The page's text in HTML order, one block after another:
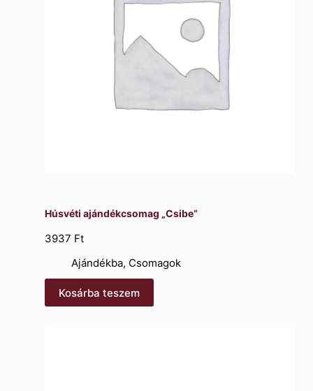
Húsvéti ajándékcsomag „Csibe”
3937 Ft
Ajándékba, Csomagok
Kosárba teszem